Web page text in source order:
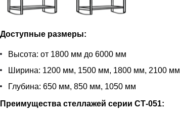
Доступные размеры:
Высота: от 1800 мм до 6000 мм
Ширина: 1200 мм, 1500 мм, 1800 мм, 2100 мм
Глубина: 650 мм, 850 мм, 1050 мм
Преимущества стеллажей серии СТ-051: